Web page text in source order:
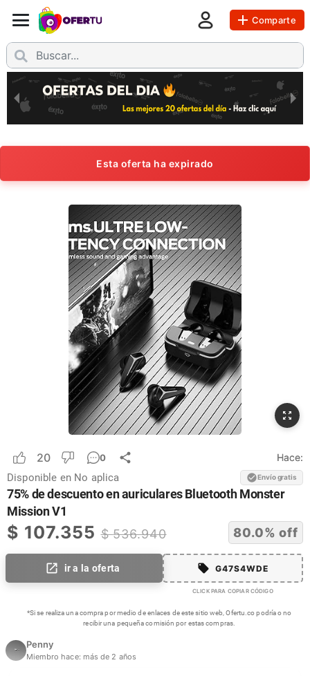
Comparte
Esta oferta ha expirado
20 0 Hace:
Disponible en No aplica Envío gratis
75% de descuento en auriculares Bluetooth Monster
Mission V1
$ 107.355 $536.940 80.0% off
ir a la oferta G47S4WDE
CLICK PARA COPIAR CÓDIGO
*Si se realiza una compra por medio de enlaces de este sitio web, Ofertu.co podría o no
recibir una pequeña comisión por estas compras.
Penny
Miembro hace: más de 2 años